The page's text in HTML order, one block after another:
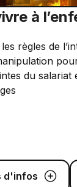
à
règles de
du salariat
d'infos